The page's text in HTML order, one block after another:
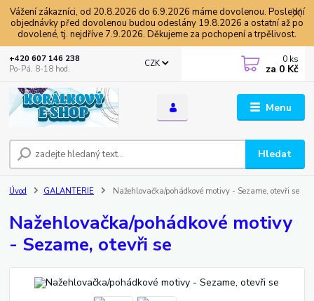
Vážení zákazníci, od 20.8.2026 do 6.9.2026 máme dovolenou. Poslední
objednávky před dovolenou budou odeslány 19.8.2026 a ostatní až po
dovolené, tj. nejdříve 7.9.2026. Děkujeme za pochopení a trpělivost.
Menu
CZK
Hledat
+420 607 146 238
Po-Pá, 8-18 hod.
0 ks
za 0 Kč
Úvod GALANTERIE Nažehlovačka/pohádkové motivy - Sezame, otevři se
Nažehlovačka/pohádkové motivy
- Sezame, otevři se